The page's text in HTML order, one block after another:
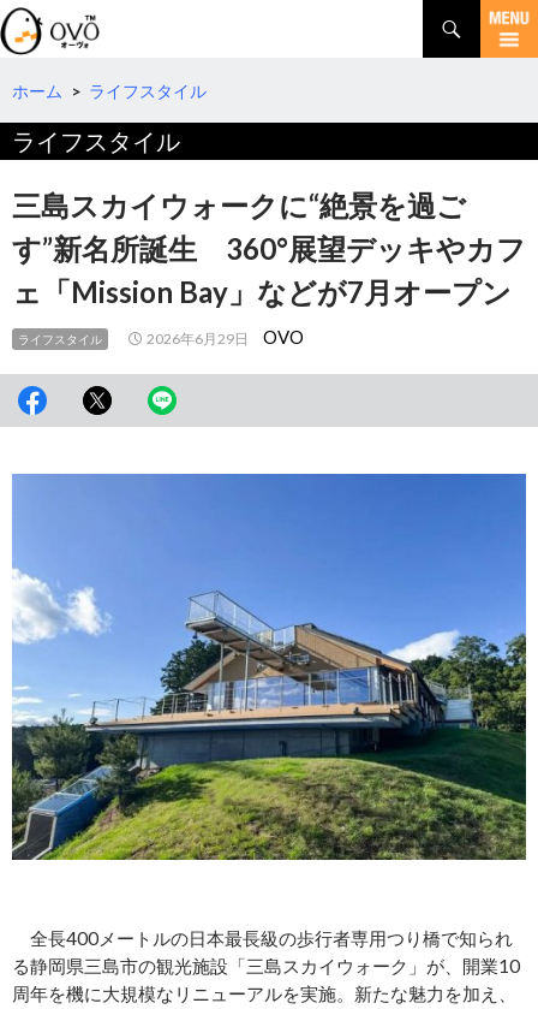
検
索
コ
テ
ツ
へ
移
動
ホーム > ライフスタイル
ライフスタイル
三島スカイウォークに“絶景を過ご
す”新名所誕生 360°展望デッキやカフ
ェ「Mission Bay」などが7月オープン
ライフスタイル 2026年6月29日 OVO
全長400メートルの日本最長級の歩行者専用つり橋で知られ
る静岡県三島市の観光施設「三島スカイウォーク」が、開業10
周年を機に大規模なリニューアルを実施。新たな魅力を加え、